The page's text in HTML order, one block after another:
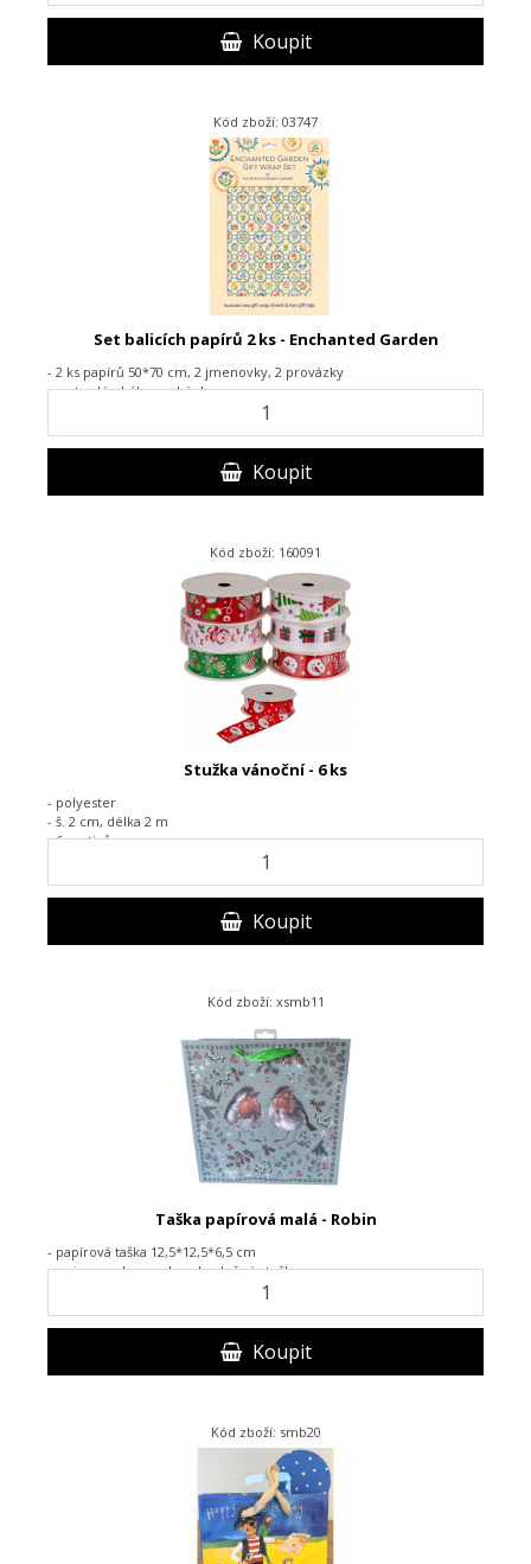
Koupit
Kód zboží: 03747
Set balicích papírů 2 ks - Enchanted Garden
- 2 ks papírů 50*70 cm, 2 jmenovky, 2 provázky
- ve tvrdé obálce s okénkem
Koupit
Kód zboží: 160091
Stužka vánoční - 6 ks
- polyester
- š. 2 cm, délka 2 m
- 6 motivů
Koupit
Kód zboží: xsmb11
Taška papírová malá - Robin
- papírová taška 12,5*12,5*6,5 cm
- se jmenovkou, ucha z bavlněné stužky
Koupit
Kód zboží: smb20